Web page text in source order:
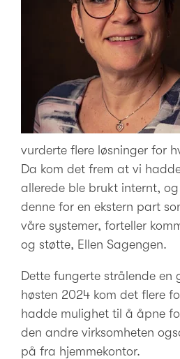
vurderte flere løsninger for
Da kom det frem at vi
allerede ble brukt internt,
denne for en ekstern part
våre systemer, forteller
og støtte, Ellen Sagengen.
Dette fungerte strålende en
høsten 2024 kom det flere
hadde mulighet til å åpne
den andre virksomheten
på fra hjemmekontor.